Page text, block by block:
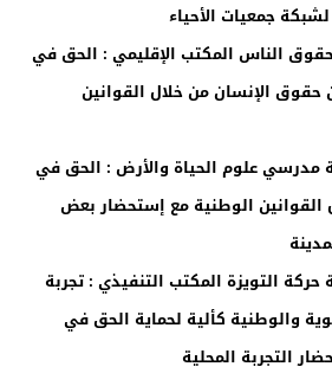
جمعيات الأحياء
حقوق الناس المكتب الإقليمي : الحق في
حقوق الإنسان من خلال القوانين
مدرسي علوم الحياة والأرض : الحق في
القوانين الوطنية مع إستحضار بعض
حركة التويزة المكتب التنفيذي : تجربة
والوطنية كألية لحماية الحق في
التجربة المحلية